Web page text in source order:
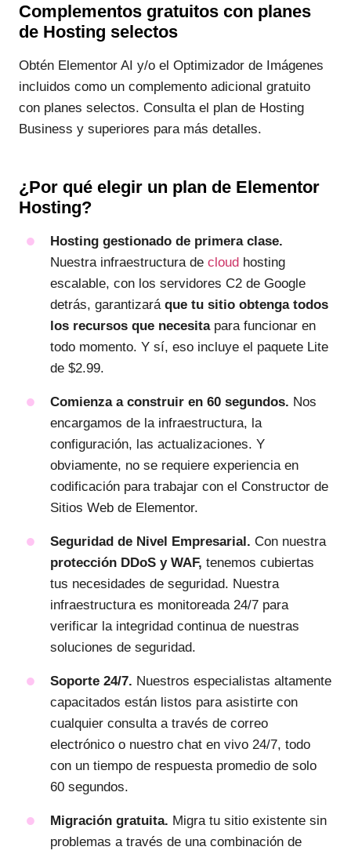
Complementos gratuitos con planes
de Hosting selectos
Obtén Elementor AI y/o el Optimizador de Imágenes
incluidos como un complemento adicional gratuito
con planes selectos. Consulta el plan de Hosting
Business y superiores para más detalles.
¿Por qué elegir un plan de Elementor
Hosting?
Hosting gestionado de primera clase.
Nuestra infraestructura de cloud hosting
escalable, con los servidores C2 de Google
detrás, garantizará que tu sitio obtenga todos
los recursos que necesitapara funcionar en
todo momento. Y sí, eso incluye el paquete Lite
de $2.99.
Comienza a construir en 60 segundos. Nos
encargamos de la infraestructura, la
configuración, las actualizaciones. Y
obviamente, no se requiere experiencia en
codificación para trabajar con el Constructor de
Sitios Web de Elementor.
Seguridad de Nivel Empresarial. Con nuestra
protección DDoS y WAF, tenemos cubiertas
tus necesidades de seguridad. Nuestra
infraestructura es monitoreada 24/7 para
verificar la integridad continua de nuestras
soluciones de seguridad.
Soporte 24/7. Nuestros especialistas altamente
capacitados están listos para asistirte con
cualquier consulta a través de correo
electrónico o nuestro chat en vivo 24/7, todo
con un tiempo de respuesta promedio de solo
60 segundos.
Migración gratuita. Migra tu sitio existente sin
problemas a través de una combinación de